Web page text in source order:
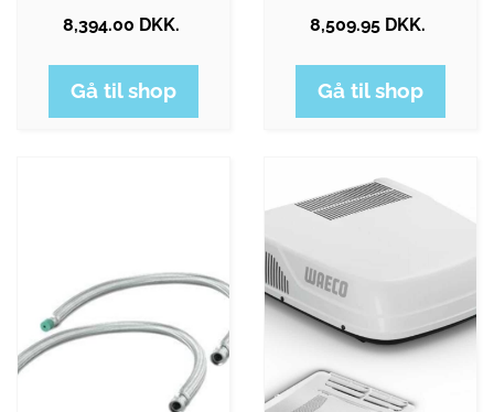
8,394.00 DKK.
Gå til shop
8,509.95 DKK.
Gå til shop